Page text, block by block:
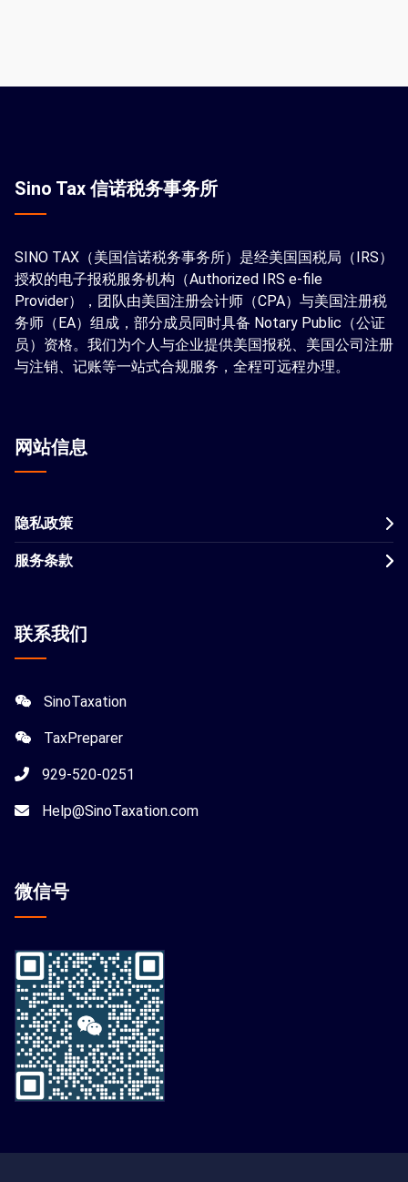
Sino Tax 信诺税务事务所
SINO TAX（美国信诺税务事务所）是经美国国税局（IRS）
授权的电子报税服务机构（Authorized IRS e-file
Provider），团队由美国注册会计师（CPA）与美国注册税
务师（EA）组成，部分成员同时具备 Notary Public（公证
员）资格。我们为个人与企业提供美国报税、美国公司注册
与注销、记账等一站式合规服务，全程可远程办理。
网站信息
隐私政策
服务条款
联系我们
SinoTaxation
TaxPreparer
929-520-0251
Help@SinoTaxation.com
微信号